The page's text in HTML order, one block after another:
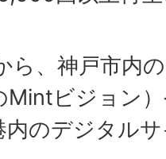
ら、神戸市内
Mintビジョン
内のデジタル